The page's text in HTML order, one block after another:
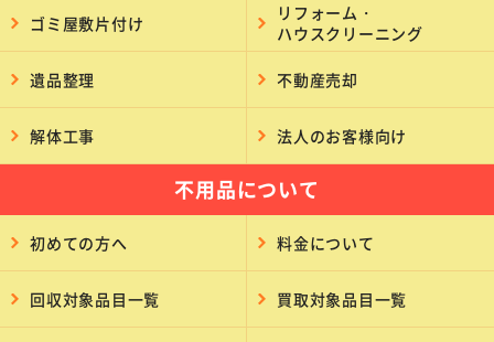
ゴミ屋敷片付け
リフォーム・
ハウスクリーニング
遺品整理 不動産売却
解体工事 法人のお客様向け
不用品について
初めての方へ 料金について
回収対象品目一覧 買取対象品目一覧